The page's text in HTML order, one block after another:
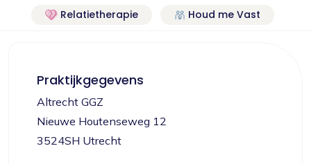
Relatietherapie Houd me Vast
Praktijkgegevens
Altrecht GGZ
Nieuwe Houtenseweg 12
3524SH Utrecht